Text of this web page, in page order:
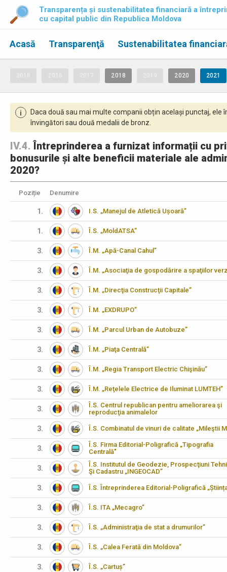
Transparența și sustenabilitatea financiară a
cu capital public din Republica Moldova
Acasă Transparenţă Sustenabilitatea
2018 2020 2021
i
Daca două sau mai multe companii obțin același punctaj,
învingători sau două medalii de bronz.
IV.4.Întreprinderea a furnizat informații cu
bonusurile și alte beneficii materiale ale
2020?
Poziție Denumire
1. I.S. „Manejul de Atletică Ușoară”
1. Î.S. „MoldATSA”
3. Î.M. „Apă-Canal Cahul”
3. Î.M. „Asociaţia de gospodărire a spaţiilor
3. Î.M. „Direcţia Construcţii Capitale”
3. Î.M. „EXDRUPO”
3. Î.M. „Parcul Urban de Autobuze”
3. Î.M. „Piaţa Centrală”
3. Î.M. „Regia Transport Electric Chişinău”
3. Î.M. „Reţelele Electrice de Iluminat LUMTEH”
3.
Î.S. Centrul republican pentru ameliorarea şi
reproducţia animalelor
3. Î.S. Combinatul de vinuri de calitate „Mileştii
3.
Î.S. Firma Editorial-Poligrafică „Tipografia
Centrală"
3.
Î.S. Institutul de Geodezie, Prospecţiuni
Şi Cadastru „INGEOCAD”
3. Î.S. Întreprinderea Editorial-Poligrafică
3. Î.S. ITA „Mecagro”
3. Î.S. „Administraţia de stat a drumurilor”
3. Î.S. „Calea Ferată din Moldova”
3. Î.S. „Cartuș”